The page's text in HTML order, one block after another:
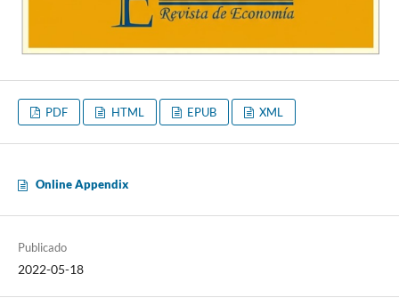
PDF HTML EPUB XML
Online Appendix
Publicado
2022-05-18